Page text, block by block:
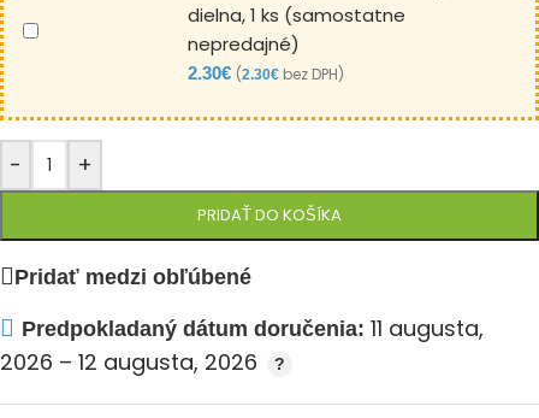
dielna, 1 ks (samostatne
nepredajné)
2.30€ (2.30€ bez DPH)
- +
PRIDAŤ DO KOŠÍKA
Pridať medzi obľúbené
Predpokladaný dátum doručenia: 11 augusta,
2026 – 12 augusta, 2026